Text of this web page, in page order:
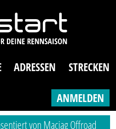
ADRESSEN STRECKEN
ANMELDEN
von Maciag Offroad